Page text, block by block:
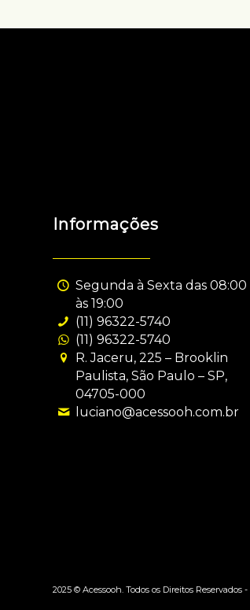
Informações
Segunda à Sexta das 08:00
às 19:00
(11) 96322-5740
(11) 96322-5740
R. Jaceru, 225 – Brooklin
Paulista, São Paulo – SP,
04705-000
luciano@acessooh.com.br
2025 © Acessooh. Todos os Direitos Reservados -